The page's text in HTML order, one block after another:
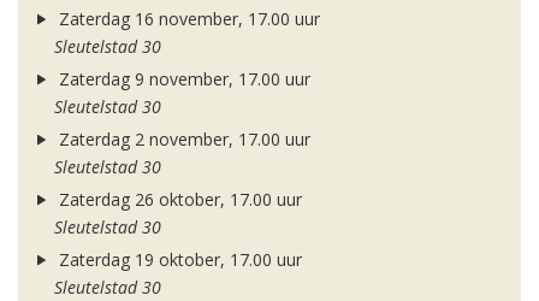
Zaterdag 16 november, 17.00 uur
Sleutelstad 30
Zaterdag 9 november, 17.00 uur
Sleutelstad 30
Zaterdag 2 november, 17.00 uur
Sleutelstad 30
Zaterdag 26 oktober, 17.00 uur
Sleutelstad 30
Zaterdag 19 oktober, 17.00 uur
Sleutelstad 30